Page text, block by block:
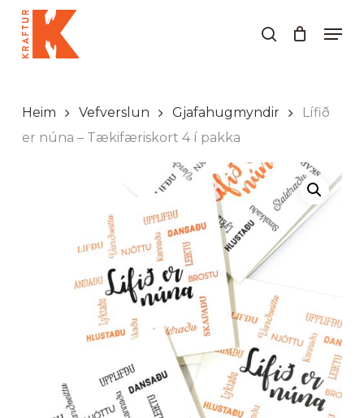
Skip
main
search
Heim Vefverslun Gjafahugmyndir
Lífið
er núna – Tækifæriskort 4 í pakka